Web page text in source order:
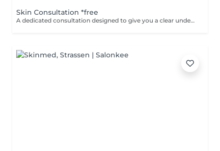
Skin Consultation *free
A dedicated consultation designed to give you a clear understanding of your skin and how to treat it effectively. During your visit we: - assess your skin condition - identify key concerns - discuss your goals - review your current skincare routine - recommend products and treatments tailored specifically to your skin This is a space to ask questions, gain clarity, and build a plan that feels right without pressure or obligation. Clear guidance. Honest recommendations. A plan you can trust. Start your GLOW journey with us.